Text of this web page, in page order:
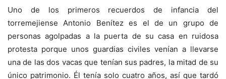
Uno de los primeros recuerdos de infancia del
torremejiense Antonio Benítez es el de un grupo de
personas agolpadas a la puerta de su casa en ruidosa
protesta porque unos guardias civiles venían a llevarse
una de las dos vacas que tenían sus padres, la mitad de su
único patrimonio. Él tenía solo cuatro años, así que tardó